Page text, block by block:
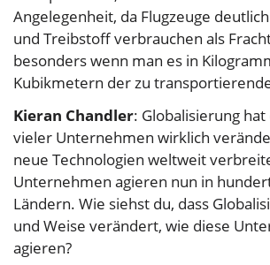
Angelegenheit, da Flugzeuge
und Treibstoff verbrauchen als
besonders wenn man es in
Kubikmetern der zu
Kieran Chandler: Globalisierung
vieler Unternehmen wirklich
neue Technologien weltweit
Unternehmen agieren nun in
Ländern. Wie siehst du, dass
und Weise verändert, wie diese
agieren?